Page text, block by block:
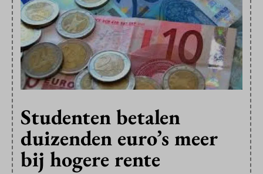
Studenten betalen
duizenden euro’s meer
bij hogere rente